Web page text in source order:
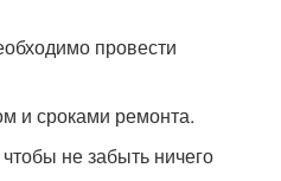
провести
и сроками ремонта.
не забыть ничего